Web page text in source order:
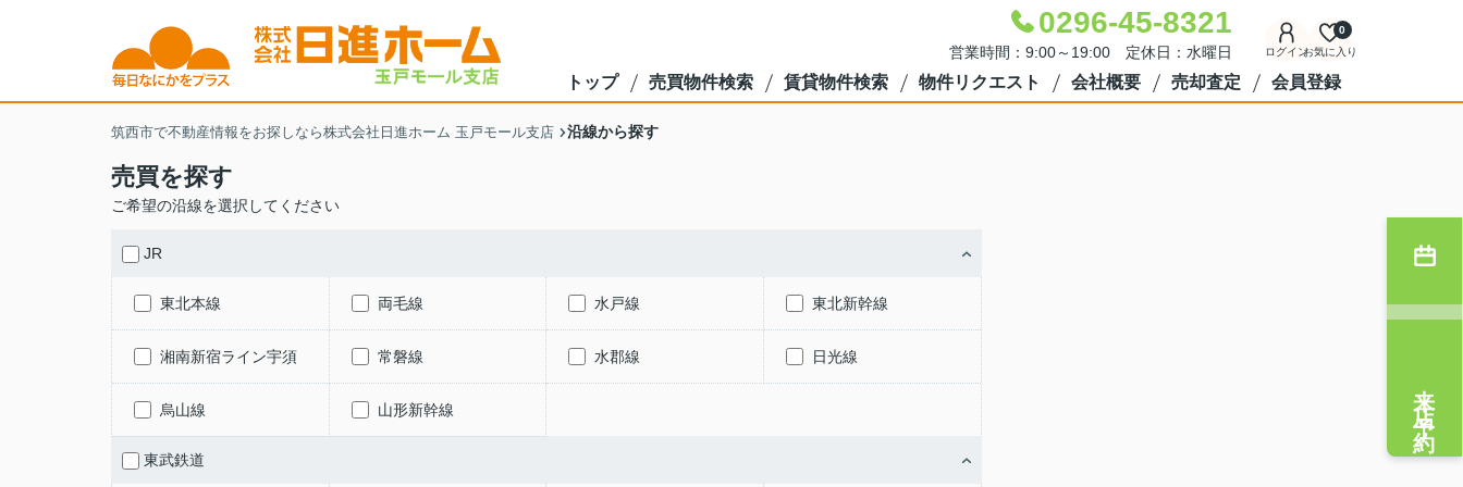
0296-45-8321
営業時間：9:00～19:00 定休日：水曜日 ログインお気に入り
0
トップ 売買物件検索 賃貸物件検索 物件リクエスト 会社概要 売却査定 会員登録
筑西市で不動産情報をお探しなら株式会社日進ホーム 玉戸モール支店 沿線から探す
売買を探す
ご希望の沿線を選択してください
JR
東北本線 両毛線 水戸線 東北新幹線
湘南新宿ライン宇須 常磐線 水郡線 日光線
烏山線 山形新幹線
東武鉄道
来店予約